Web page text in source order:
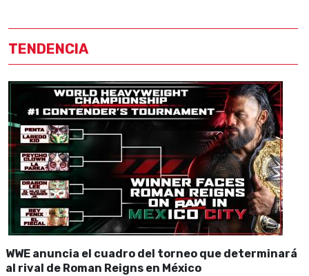
TENDENCIA
WWE anuncia el cuadro del torneo que determinará
al rival de Roman Reigns en México